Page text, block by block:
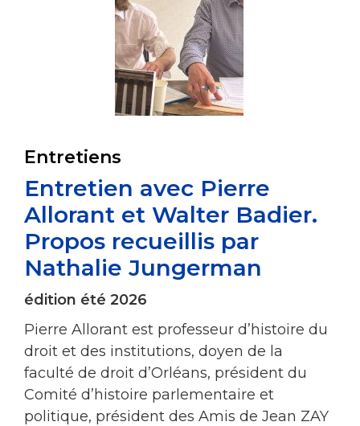
Entretiens
Entretien avec Pierre
Allorant et Walter Badier.
Propos recueillis par
Nathalie Jungerman
édition été 2026
Pierre Allorant est professeur d’histoire du
droit et des institutions, doyen de la
faculté de droit d’Orléans, président du
Comité d’histoire parlementaire et
politique, président des Amis de Jean ZAY